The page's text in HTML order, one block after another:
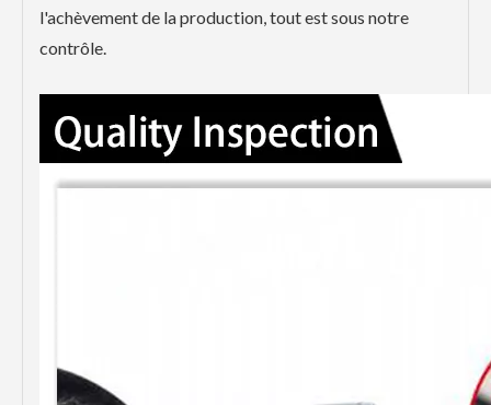
l'achèvement de la production, tout est sous notre
contrôle.